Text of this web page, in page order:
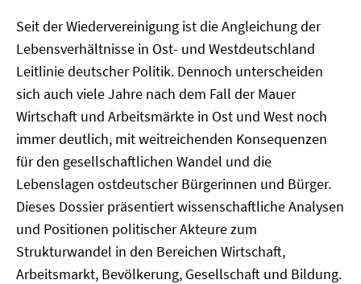
Seit der Wiedervereinigung ist die Angleichung der
Lebensverhältnisse in Ost- und Westdeutschland
Leitlinie deutscher Politik. Dennoch unterscheiden
sich auch viele Jahre nach dem Fall der Mauer
Wirtschaft und Arbeitsmärkte in Ost und West noch
immer deutlich, mit weitreichenden Konsequenzen
für den gesellschaftlichen Wandel und die
Lebenslagen ostdeutscher Bürgerinnen und Bürger.
Dieses Dossier präsentiert wissenschaftliche Analysen
und Positionen politischer Akteure zum
Strukturwandel in den Bereichen Wirtschaft,
Arbeitsmarkt, Bevölkerung, Gesellschaft und Bildung.